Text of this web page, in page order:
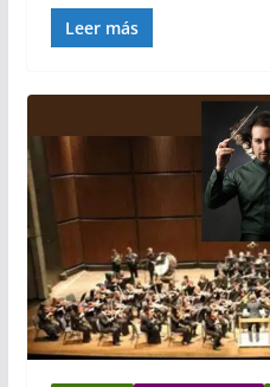
Leer más